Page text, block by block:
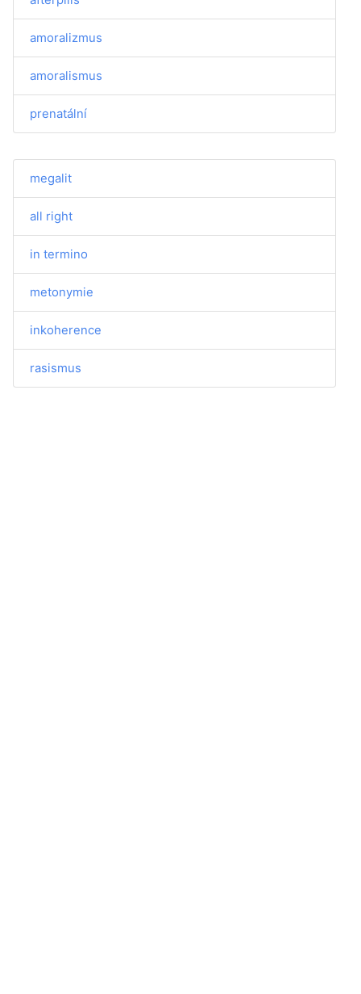
amoralizmus
amoralismus
prenatální
megalit
all right
in termino
metonymie
inkoherence
rasismus